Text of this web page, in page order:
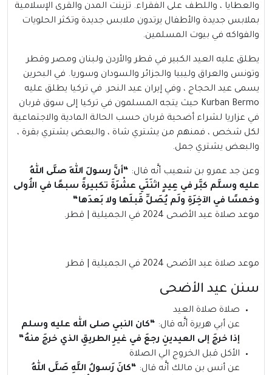
والعطايا ، واللطف على الفقراء. تزينت المدن والقرى الإسلامية
بملابس جديدة والأطفال يرتدون ملابس جديدة وتكثر الحلويات
والفواكه في بيوت المسلمين.
يطلق عليه العيد الكبير في قطر والأردن ولبنان ومصر وقطر
وتونس والعراق وليبيا والجزائر والسودان وسوريا. في البحرين
يسمى عيد الحجاج ، وفي إيران عيد النحر. في تركيا يطلق عليه
Kurban Bermo حيث يتجه المسلمون في تركيا إلى سوق قربان
في عزاريا لشراء أضحية قربان حسب الحالة المادية والاجتماعية
لكل شخص ، فمنهم من يشتري شاة ، والبعض يشتري بقرة ،
والبعض يشتري جمل.
وعن جد عمرو بن شعيب أنَّه قال: “أنَّ رسولَ اللهِ صلَّى اللهُ
عليه وسلَّم كبَّر في عِيدٍ اثنَتَي عشْرَةَ تكبيرةً سبعًا في الأُولى
وخمسًا في الآخِرَةِ ولَم يُصَلِّ قَبلَها ولا بَعدَها“
موعد صلاة عيد الأضحى 2024 في الجميلية | قطر.
موعد صلاة عيد الأضحى 2024 في الجميلية | قطر
سنن عيد الأضحى
صلاة صلاة العيد
عن أبي هريرة أنَّه قال: “كان النبي صلى الله عليه وسلم
إذا خرجَ إلى العيدينِ رجعَ في غيرِ الطريقِ الذي خرجَ منهُ“
الأكل قبل الخروج الي الصلاة
عن أنس بن مالك أنَّه قال: “كانَ رَسولُ اللَّهِ صَلَّى اللهُ